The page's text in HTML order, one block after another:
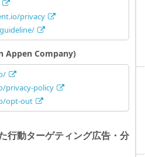
privacy
Appen Company)
privacy-policy
opt-out
行動ターゲティング広告・分